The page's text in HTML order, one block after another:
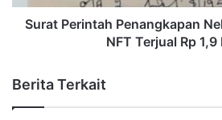
Surat Perintah Penangkapan
NFT Terjual Rp
Berita Terkait